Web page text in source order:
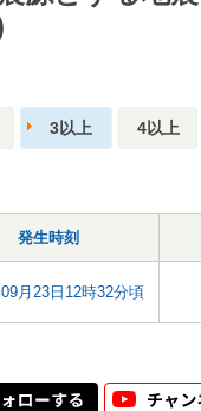
3以上 4以上
発生時刻
月23日12時32分頃